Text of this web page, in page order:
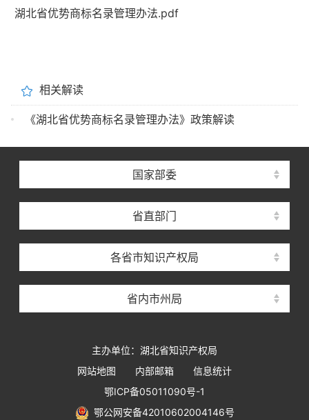
湖北省优势商标名录管理办法.pdf
相关解读
《湖北省优势商标名录管理办法》政策解读
国家部委
省直部门
各省市知识产权局
省内市州局
主办单位：湖北省知识产权局
网站地图
内部邮箱
信息统计
鄂ICP备05011090号-1
鄂公网安备42010602004146号